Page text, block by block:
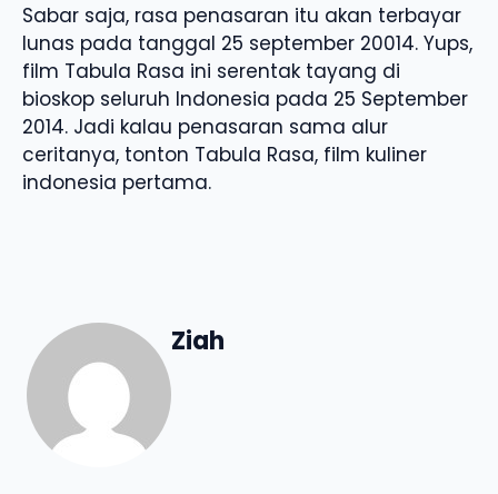
Sabar saja, rasa penasaran itu akan terbayar
lunas pada tanggal 25 september 20014. Yups,
film Tabula Rasa ini serentak tayang di
bioskop seluruh Indonesia pada 25 September
2014. Jadi kalau penasaran sama alur
ceritanya, tonton Tabula Rasa, film kuliner
indonesia pertama.
Ziah